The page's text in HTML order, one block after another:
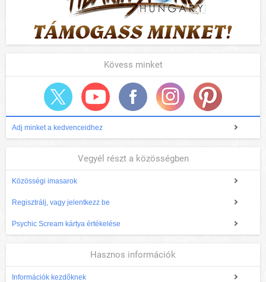
Kövess minket
Adj minket a kedvenceidhez
Vegyél részt a közösségben
Közösségi imasarok
Regisztrálj, vagy jelentkezz be
Psychic Scream kártya értékelése
Hasznos információk
Információk kezdőknek